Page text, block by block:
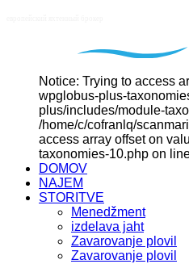
Notice: Trying to access
wpglobus-plus-
plus/includes/module-
/home/c/cofranlq/
access array offset on
taxonomies-10.php on
DOMOV
NAJEM
STORITVE
Menedžment
izdelava jaht
Zavarovanje plovil
Zavarovanje plovil